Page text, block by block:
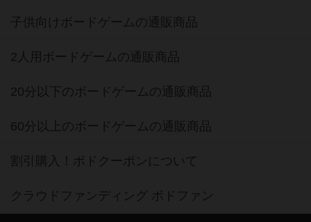
子供向けボードゲームの通販商品
2人用ボードゲームの通販商品
20分以下のボードゲームの通販商品
60分以上のボードゲームの通販商品
割引購入！ボドクーポンについて
クラウドファンディング ボドファン